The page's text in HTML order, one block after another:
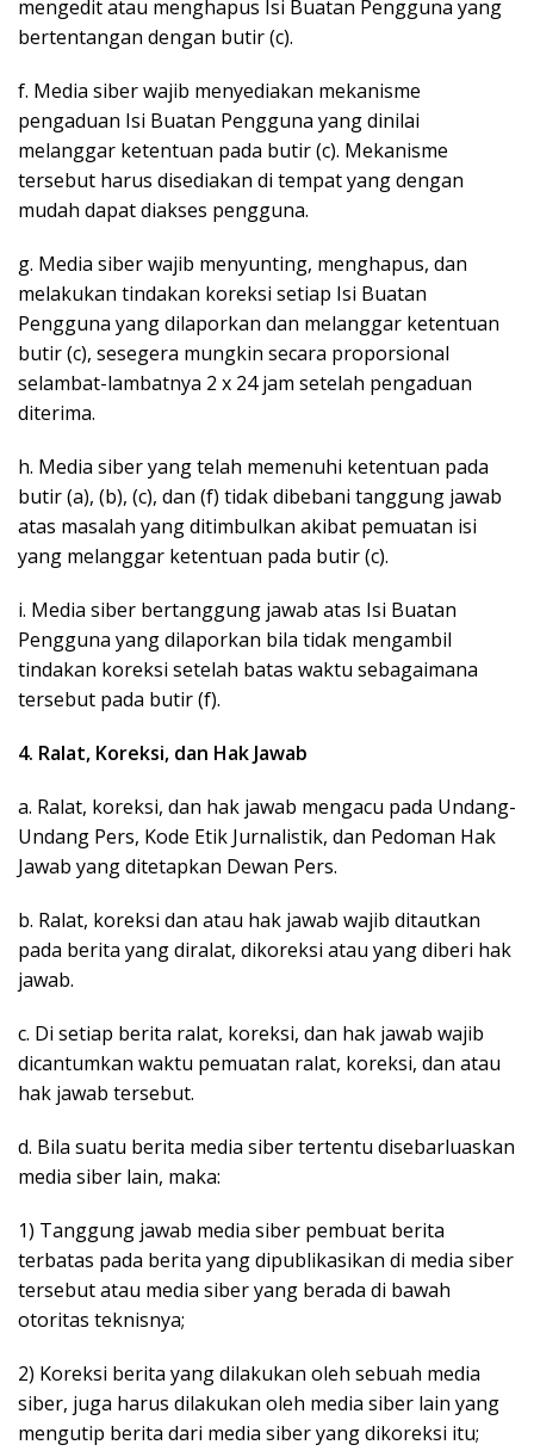
mengedit atau menghapus Isi Buatan Pengguna yang
bertentangan dengan butir (c).
f. Media siber wajib menyediakan mekanisme
pengaduan Isi Buatan Pengguna yang dinilai
melanggar ketentuan pada butir (c). Mekanisme
tersebut harus disediakan di tempat yang dengan
mudah dapat diakses pengguna.
g. Media siber wajib menyunting, menghapus, dan
melakukan tindakan koreksi setiap Isi Buatan
Pengguna yang dilaporkan dan melanggar ketentuan
butir (c), sesegera mungkin secara proporsional
selambat-lambatnya 2 x 24 jam setelah pengaduan
diterima.
h. Media siber yang telah memenuhi ketentuan pada
butir (a), (b), (c), dan (f) tidak dibebani tanggung jawab
atas masalah yang ditimbulkan akibat pemuatan isi
yang melanggar ketentuan pada butir (c).
i. Media siber bertanggung jawab atas Isi Buatan
Pengguna yang dilaporkan bila tidak mengambil
tindakan koreksi setelah batas waktu sebagaimana
tersebut pada butir (f).
4. Ralat, Koreksi, dan Hak Jawab
a. Ralat, koreksi, dan hak jawab mengacu pada Undang-
Undang Pers, Kode Etik Jurnalistik, dan Pedoman Hak
Jawab yang ditetapkan Dewan Pers.
b. Ralat, koreksi dan atau hak jawab wajib ditautkan
pada berita yang diralat, dikoreksi atau yang diberi hak
jawab.
c. Di setiap berita ralat, koreksi, dan hak jawab wajib
dicantumkan waktu pemuatan ralat, koreksi, dan atau
hak jawab tersebut.
d. Bila suatu berita media siber tertentu disebarluaskan
media siber lain, maka:
1) Tanggung jawab media siber pembuat berita
terbatas pada berita yang dipublikasikan di media siber
tersebut atau media siber yang berada di bawah
otoritas teknisnya;
2) Koreksi berita yang dilakukan oleh sebuah media
siber, juga harus dilakukan oleh media siber lain yang
mengutip berita dari media siber yang dikoreksi itu;